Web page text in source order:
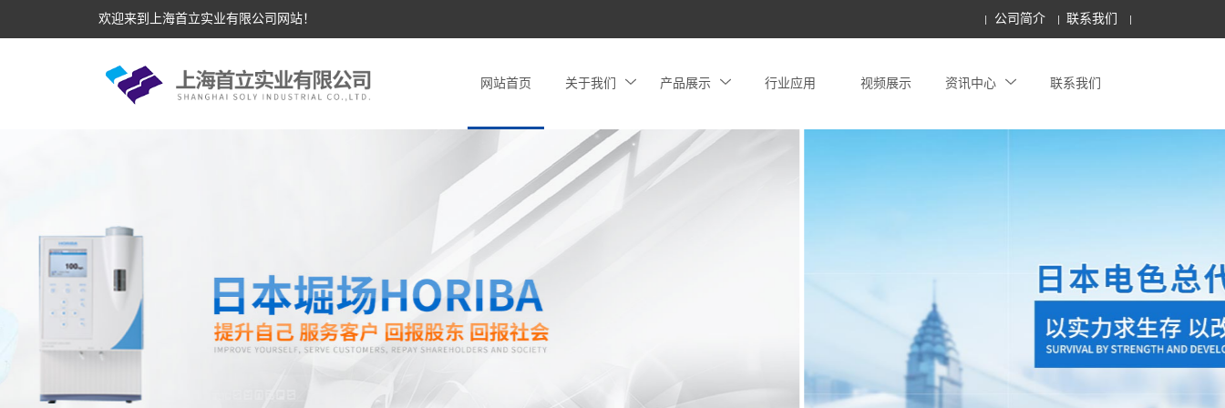
欢迎来到上海首立实业有限公司网站！ 公司简介 联系我们
网站首页 关于我们 产品展示 行业应用 视频展示 资讯中心 联系我们